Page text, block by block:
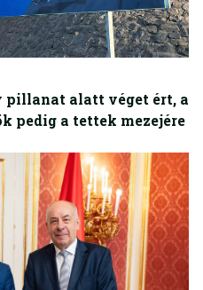
pillanat alatt véget ért, a
pedig a tettek mezejére